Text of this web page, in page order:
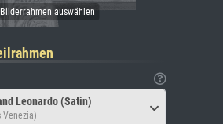
Leonardo (Satin)
Venezia)